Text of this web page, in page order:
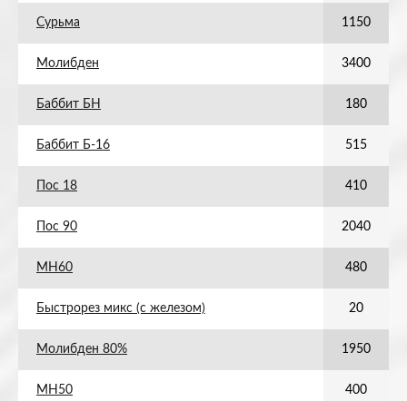
Сурьма 1150
Молибден 3400
Баббит БН 180
Баббит Б-16 515
Пос 18 410
Пос 90 2040
МН60 480
Быстрорез микс (с железом) 20
Молибден 80% 1950
МН50 400